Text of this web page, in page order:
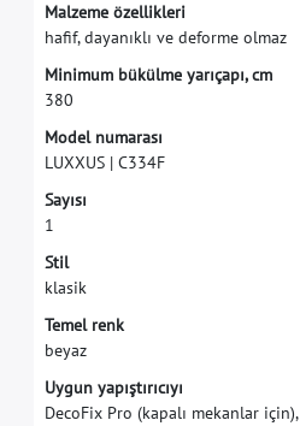
Malzeme özellikleri
haff, dayanıklı ve deforme olmaz
Minimum bükülme yarıçapı, cm
380
Model numarası
LUXXUS | C334F
Sayısı
1
Stil
klasik
Temel renk
beyaz
Uygun yapıştırıcıyı
DecoFix Pro (kapalı mekanlar için),